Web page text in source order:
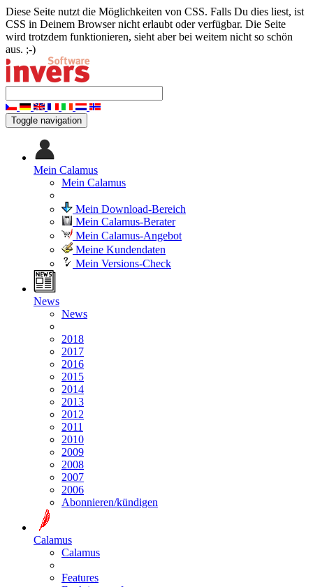
Diese Seite nutzt die Möglichkeiten von CSS. Falls Du dies liest, ist
CSS in Deinem Browser nicht erlaubt oder verfügbar. Die Seite
wird trotzdem funktionieren, sieht aber bei weitem nicht so schön
aus. ;-)
Toggle navigation
Mein Calamus
Mein Calamus
Mein Download-Bereich
Mein Calamus-Berater
Mein Calamus-Angebot
Meine Kundendaten
Mein Versions-Check
News
News
2018
2017
2016
2015
2014
2013
2012
2011
2010
2009
2008
2007
2006
Abonnieren/kündigen
Calamus
Calamus
Features